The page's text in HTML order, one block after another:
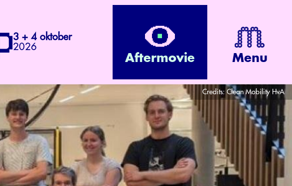
3 + 4 oktober
2026
Aftermovie Menu
Credits: Clean Mobility HvA